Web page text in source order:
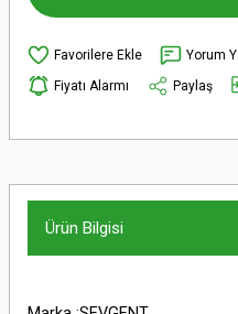
Yorum
Fiyatı Alarmı
Paylaş
Ürün Bilgisi